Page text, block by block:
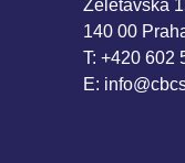
Želetavská
140 00
T: +420 602
E: